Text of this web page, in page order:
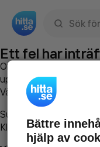
Ett fel har
Om du vill kan du
uppstod så att vi lättare
Vänligen försök med
Surfa till
Klicka påTillbaka-
Bättre
hjälp av